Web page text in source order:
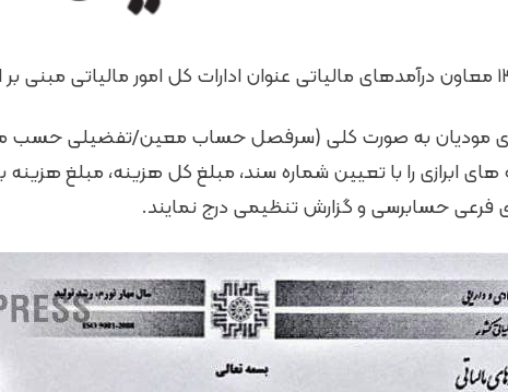
مودیان به صورت کلی (سرفصل حساب معین/تفضیلی حسب
ابرازی را با تعیین شماره سند، مبلغ کل هزینه، مبلغ
فرعی حسابرسی و گزارش تنظیمی درج نمایند.